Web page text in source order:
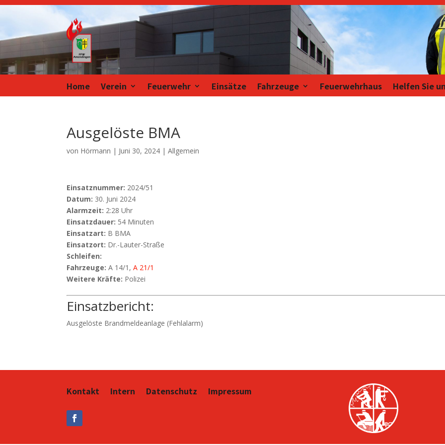
Home Verein Feuerwehr Einsätze Fahrzeuge Feuerwehrhaus Helfen Sie
Ausgelöste BMA
von Hörmann | Juni 30, 2024 | Allgemein
Einsatznummer: 2024/51
Datum: 30. Juni 2024
Alarmzeit: 2:28 Uhr
Einsatzdauer: 54 Minuten
Einsatzart: B BMA
Einsatzort: Dr.-Lauter-Straße
Schleifen:
Fahrzeuge: A 14/1,A 21/1
Weitere Kräfte: Polizei
Einsatzbericht:
Ausgelöste Brandmeldeanlage (Fehlalarm)
Kontakt Intern Datenschutz Impressum